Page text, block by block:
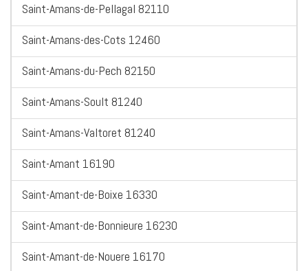
Saint-Amans-de-Pellagal 82110
Saint-Amans-des-Cots 12460
Saint-Amans-du-Pech 82150
Saint-Amans-Soult 81240
Saint-Amans-Valtoret 81240
Saint-Amant 16190
Saint-Amant-de-Boixe 16330
Saint-Amant-de-Bonnieure 16230
Saint-Amant-de-Nouere 16170